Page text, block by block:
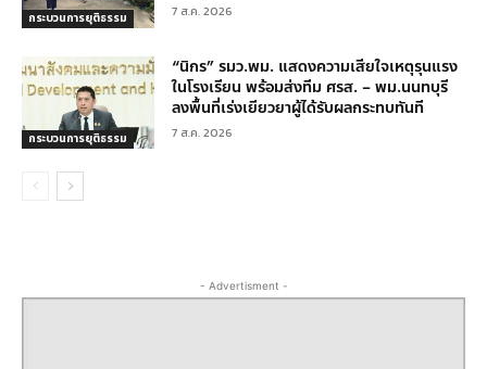
กระบวนการยุติธรรม 7 ส.ค. 2026
กระบวนการยุติธรรม
“นิกร” รมว.พม. แสดงความเสียใจเหตุรุนแรง
ในโรงเรียน พร้อมส่งทีม ศรส. – พม.นนทบุรี
ลงพื้นที่เร่งเยียวยาผู้ได้รับผลกระทบทันที
7 ส.ค. 2026
- Advertisment -